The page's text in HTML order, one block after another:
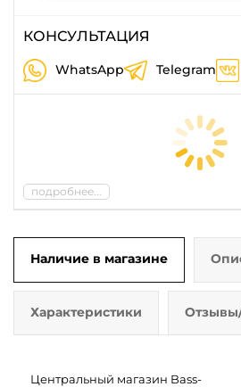
КОНСУЛЬТАЦИЯ
WhatsApp Telegram
подробнее...
Наличие в магазине
Характеристики
Центральный магазин Bass-